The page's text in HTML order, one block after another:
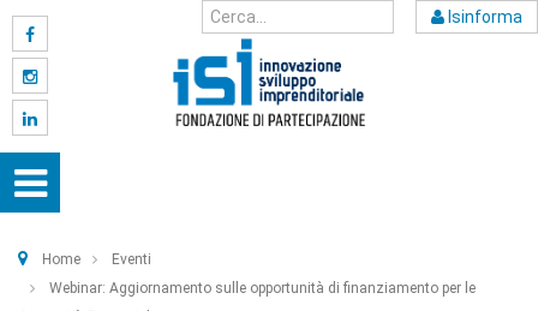
Isinforma
Home
Eventi
Webinar: Aggiornamento sulle opportunità di finanziamento per le